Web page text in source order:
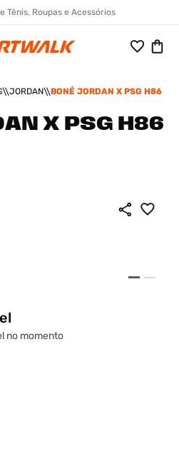
Tênis, Roupas e Acessórios
JORDAN BONÉ JORDAN X PSG H86
X PSG H86
no momento